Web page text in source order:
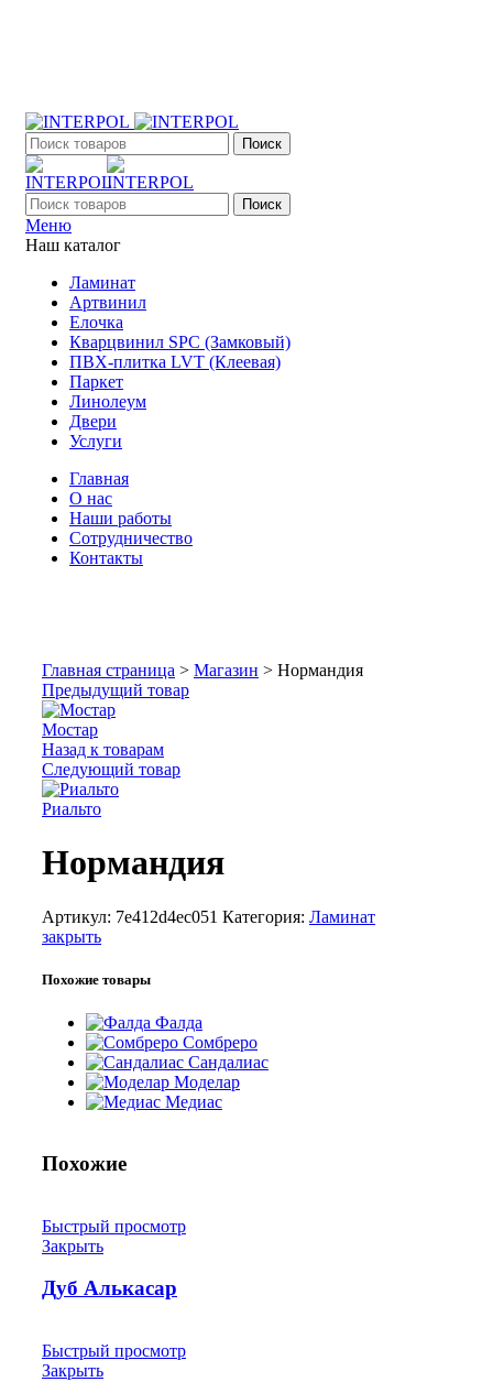
Поиск
Поиск
Меню
Наш каталог
Ламинат
Артвинил
Елочка
Кварцвинил SPC (Замковый)
ПВХ-плитка LVT (Клеевая)
Паркет
Линолеум
Двери
Услуги
Главная
О нас
Наши работы
Сотрудничество
Контакты
Главная страница > Магазин > Нормандия
Предыдущий товар
Мостар
Назад к товарам
Следующий товар
Риальто
Нормандия
Артикул: 7e412d4ec051 Категория: Ламинат
закрыть
Похожие товары
Фалда
Сомбреро
Сандалиас
Моделар
Медиас
Похожие
Быстрый просмотр
Закрыть
Дуб Алькасар
Быстрый просмотр
Закрыть